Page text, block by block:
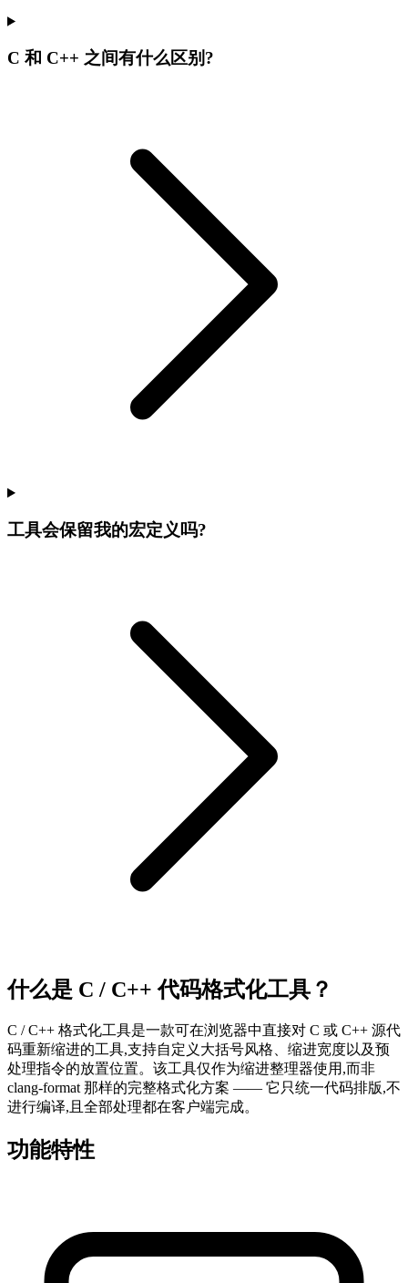
C 和 C++ 之间有什么区别?
工具会保留我的宏定义吗?
什么是 C / C++ 代码格式化工具？
C / C++ 格式化工具是一款可在浏览器中直接对 C 或 C++ 源代
码重新缩进的工具,支持自定义大括号风格、缩进宽度以及预
处理指令的放置位置。该工具仅作为缩进整理器使用,而非
clang-format 那样的完整格式化方案 —— 它只统一代码排版,不
进行编译,且全部处理都在客户端完成。
功能特性